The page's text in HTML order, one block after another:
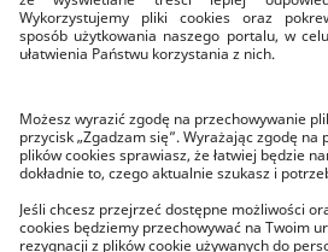
DOSTAWA NA CZAS
zawsze do godziny 17.00
O LYRECO
Poznaj Lyreco